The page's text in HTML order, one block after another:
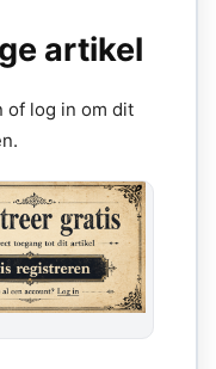
artikel
of log in om dit